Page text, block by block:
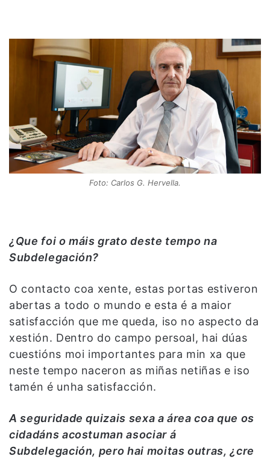
Foto: Carlos G. Hervella.
¿Que foi o máis grato deste tempo na
Subdelegación?
O contacto coa xente, estas portas estiveron
abertas a todo o mundo e esta é a maior
satisfacción que me queda, iso no aspecto da
xestión. Dentro do campo persoal, hai dúas
cuestións moi importantes para min xa que
neste tempo naceron as miñas netiñas e iso
tamén é unha satisfacción.
A seguridade quizais sexa a área coa que os
cidadáns acostuman asociar á
Subdelegación, pero hai moitas outras, ¿cre